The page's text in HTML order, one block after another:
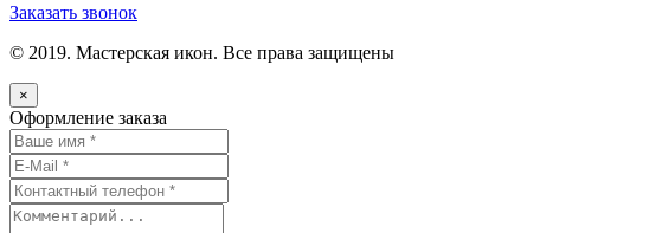
Заказать звонок
© 2019. Мастерская икон. Все права защищены
×
Оформление заказа